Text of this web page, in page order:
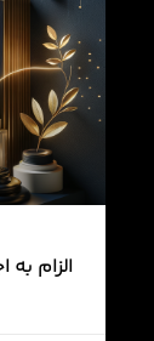
الزام